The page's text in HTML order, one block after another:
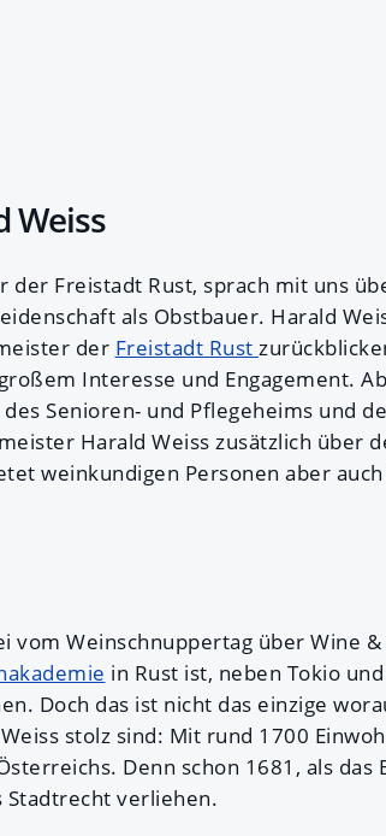
Weiss
der Freistadt Rust, sprach mit uns
als Obstbauer. Harald
der Freistadt Rust
Interesse und Engagement.
Senioren- und Pflegeheims und
Harald Weiss zusätzlich über
weinkundigen Personen aber
vom Weinschnuppertag über Wine
in Rust ist, neben Tokio
Doch das ist nicht das einzige
stolz sind: Mit rund 1700
Denn schon 1681, als das
Stadtrecht verliehen.